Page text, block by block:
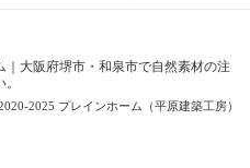
2025 プレインホーム（平原建築工房）
｜大阪府堺市・和泉市で自然素材の注